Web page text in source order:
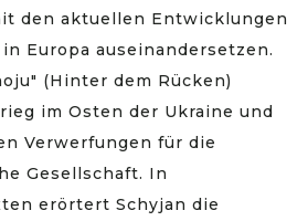
den aktuellen Entwicklungen
Europa auseinandersetzen.
(Hinter dem Rücken)
im Osten der Ukraine und
Verwerfungen für die
Gesellschaft. In
erörtert Schyjan die